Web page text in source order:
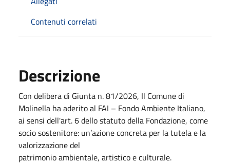
Contenuti correlati
Descrizione
Con delibera di Giunta n. 81/2026, Il Comune di
Molinella ha aderito al FAI – Fondo Ambiente Italiano,
ai sensi dell'art. 6 dello statuto della Fondazione, come
socio sostenitore: un’azione concreta per la tutela e la
valorizzazione del
patrimonio ambientale, artistico e culturale.